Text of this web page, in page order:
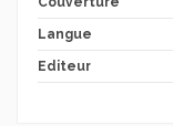
Langue
Editeur